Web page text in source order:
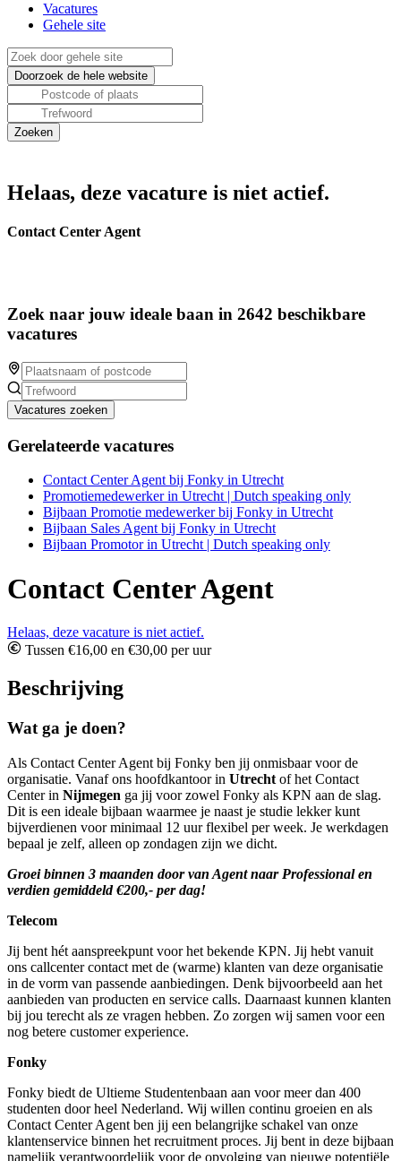
Vacatures
Gehele site
Helaas, deze vacature is niet actief.
Contact Center Agent
Zoek naar jouw ideale baan in 2642 beschikbare
vacatures
Vacatures zoeken
Gerelateerde vacatures
Contact Center Agent bij Fonky in Utrecht
Promotiemedewerker in Utrecht | Dutch speaking only
Bijbaan Promotie medewerker bij Fonky in Utrecht
Bijbaan Sales Agent bij Fonky in Utrecht
Bijbaan Promotor in Utrecht | Dutch speaking only
Contact Center Agent
Helaas, deze vacature is niet actief.
Tussen €16,00 en €30,00 per uur
Beschrijving
Wat ga je doen?
Als Contact Center Agent bij Fonky ben jij onmisbaar voor de
organisatie. Vanaf ons hoofdkantoor in Utrecht of het Contact
Center in Nijmegen ga jij voor zowel Fonky als KPN aan de slag.
Dit is een ideale bijbaan waarmee je naast je studie lekker kunt
bijverdienen voor minimaal 12 uur flexibel per week. Je werkdagen
bepaal je zelf, alleen op zondagen zijn we dicht.
Groei binnen 3 maanden door van Agent naar Professional en
verdien gemiddeld €200,- per dag!
Telecom
Jij bent hét aanspreekpunt voor het bekende KPN. Jij hebt vanuit
ons callcenter contact met de (warme) klanten van deze organisatie
in de vorm van passende aanbiedingen. Denk bijvoorbeeld aan het
aanbieden van producten en service calls. Daarnaast kunnen klanten
bij jou terecht als ze vragen hebben. Zo zorgen wij samen voor een
nog betere customer experience.
Fonky
Fonky biedt de Ultieme Studentenbaan aan voor meer dan 400
studenten door heel Nederland. Wij willen continu groeien en als
Contact Center Agent ben jij een belangrijke schakel van onze
klantenservice binnen het recruitment proces. Jij bent in deze bijbaan
namelijk verantwoordelijk voor de opvolging van nieuwe potentiële